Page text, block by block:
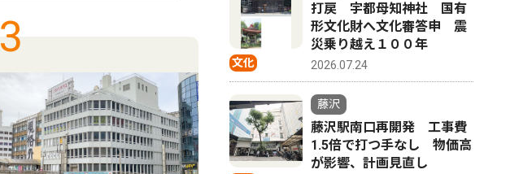
3 4
文化
打戻 宇都母知神社 国有
形文化財へ文化審答申 震
災乗り越え１００年
2026.07.24
藤沢
藤沢駅南口再開発 工事費
1.5倍で打つ手なし 物価高
が影響、計画見直し